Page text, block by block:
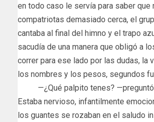
en todo caso le servía para saber que
compatriotas demasiado cerca, el
cantaba al final del himno y el trapo
sacudía de una manera que obligó a
correr para ese lado por las dudas, la
los nombres y los pesos, segundos
—¿Qué palpito tenes? —preguntó
Estaba nervioso, infantilmente
los guantes se rozaban en el saludo